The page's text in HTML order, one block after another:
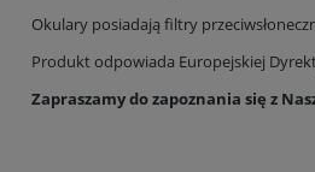
Okulary posiadają filtry
Produkt odpowiada Europejskiej
Zapraszamy do zapoznania się z